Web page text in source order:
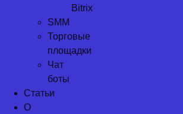
Bitrix
SMM
Торговые
площадки
Чат
боты
Статьи
О